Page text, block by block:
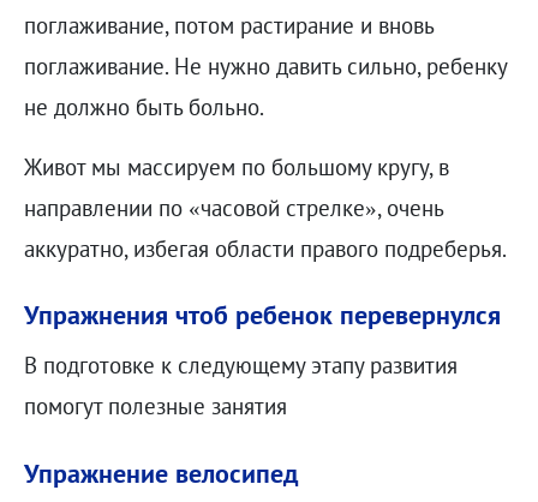
поглаживание, потом растирание и вновь
поглаживание. Не нужно давить сильно, ребенку
не должно быть больно.
Живот мы массируем по большому кругу, в
направлении по «часовой стрелке», очень
аккуратно, избегая области правого подреберья.
Упражнения чтоб ребенок перевернулся
В подготовке к следующему этапу развития
помогут полезные занятия
Упражнение велосипед